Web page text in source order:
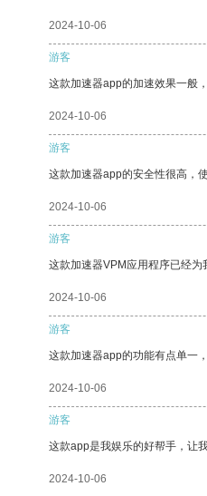
2024-10-06
游客
这款加速器app的加速效果一般
2024-10-06
游客
这款加速器app的安全性很高，
2024-10-06
游客
这款加速器VPM应用程序已经为
2024-10-06
游客
这款加速器app的功能有点单一
2024-10-06
游客
这款app是我娱乐的好帮手，让
2024-10-06